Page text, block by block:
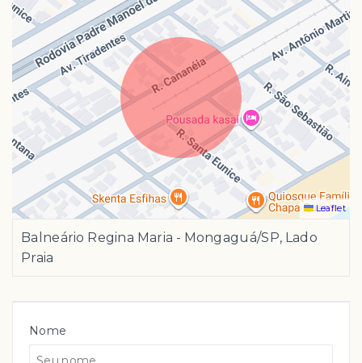
Nome
Leaflet
Balneário Regina Maria - Mongaguá/SP, Lado
Praia